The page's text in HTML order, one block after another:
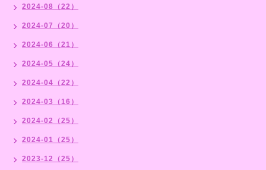
2024-08（22）
2024-07（20）
2024-06（21）
2024-05（24）
2024-04（22）
2024-03（16）
2024-02（25）
2024-01（25）
2023-12（25）